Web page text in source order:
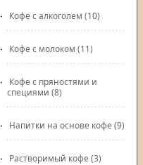
Кофе с алкоголем (10)
Кофе с молоком (11)
Кофе с пряностями и
специями (8)
Напитки на основе кофе (9)
Растворимый кофе (3)